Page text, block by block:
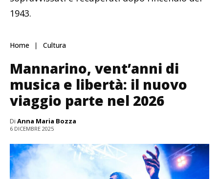
1943.
Home Cultura
Mannarino, vent’anni di
musica e libertà: il nuovo
viaggio parte nel 2026
Di Anna Maria Bozza
6 DICEMBRE 2025